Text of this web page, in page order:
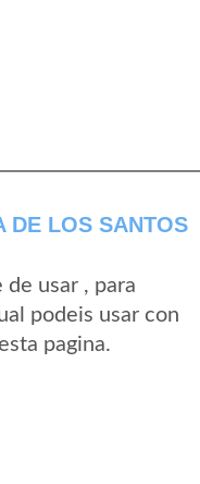
DE LOS SANTOS
usar , para
podeis usar con
pagina.